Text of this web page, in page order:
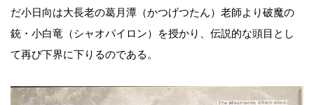
だ小日向は大長老の葛月潭（かつげつたん）老師より破魔の
銃・小白竜（シャオパイロン）を授かり、伝説的な頭目とし
て再び下界に下りるのである。